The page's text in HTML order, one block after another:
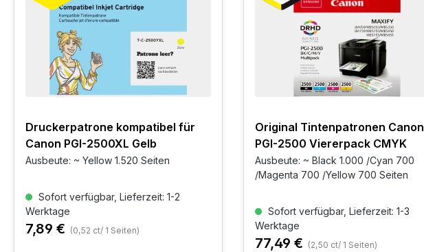
Druckerpatrone kompatibel für
Canon PGI-2500XL Gelb
Ausbeute: ~ Yellow 1.520 Seiten
Sofort verfügbar, Lieferzeit: 1-2
Werktage
7,89 € (0,52 ct/ 1 Seiten)
Original Tintenpatronen Canon
PGI-2500 Viererpack CMYK
Ausbeute: ~ Black 1.000 /Cyan 700
/Magenta 700 /Yellow 700 Seiten
Sofort verfügbar, Lieferzeit: 1-3
Werktage
77,49 € (2,50 ct/ 1 Seiten)